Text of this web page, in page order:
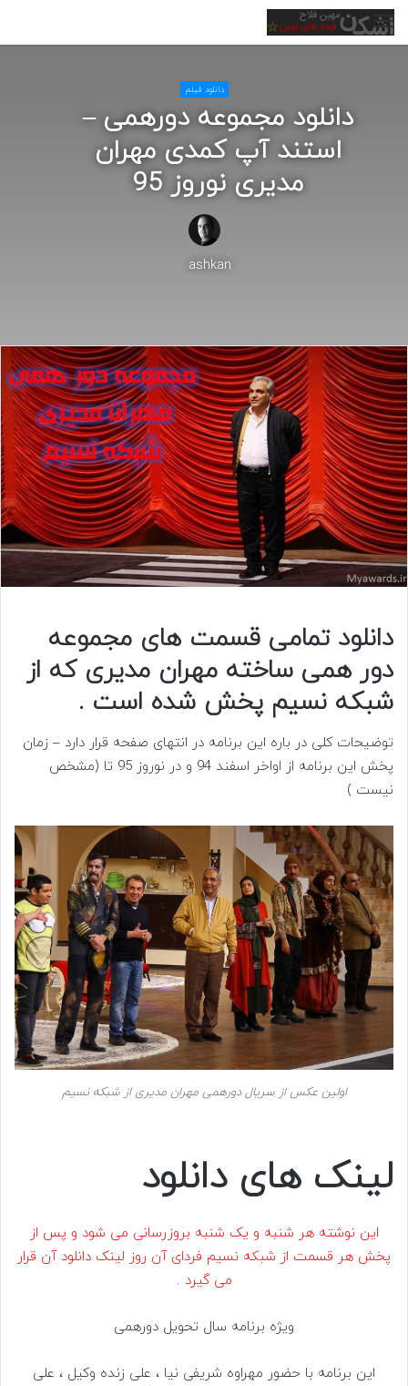
منو
دانلود فیلم
دانلود مجموعه دورهمی –
استند آپ کمدی مهران
مدیری نوروز 95
ashkan
دانلود تمامی قسمت های مجموعه
دور همی ساخته مهران مدیری که از
شبکه نسیم پخش شده است .
توضیحات کلی در باره این برنامه در انتهای صفحه قرار دارد – زمان
پخش این برنامه از اواخر اسفند 94 و در نوروز 95 تا (مشخص
نیست )
اولین عکس از سریال دورهمی مهران مدیری از شبکه نسیم
لینک های دانلود
این نوشته هر شنبه و یک شنبه بروزرسانی می شود و پس از
پخش هر قسمت از شبکه نسیم فردای آن روز لینک دانلود آن قرار
می گیرد .
ویژه برنامه سال تحویل دورهمی
این برنامه با حضور مهراوه شریفی نیا ، علی زنده وکیل ، علی